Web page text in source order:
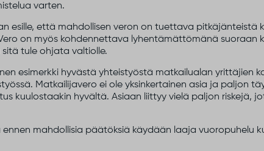
varten.
esille, että mahdollisen veron on tuettava pitkäjänteistä
on myös kohdennettava lyhentämättömänä suoraan
tule ohjata valtiolle.
esimerkki hyvästä yhteistyöstä matkailualan yrittäjien
Matkailijavero ei ole yksinkertainen asia ja paljon
kuulostaakin hyvältä. Asiaan liittyy vielä paljon riskejä,
mahdollisia päätöksiä käydään laaja vuoropuhelu